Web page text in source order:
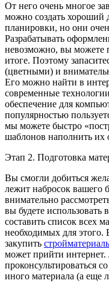
От него очень многое
можно создать хороший
планировки, но они
Разрабатывать
невозможно, вы можете
итоге. Поэтому
(цветными) и
Его можно найти в
современные
обеспечение для
популярностью
мы можете быстро
шаблонов наполнить
Этап 2. Подготовка
Вы смогли добиться
лежит набросок вашего
внимательно
вы будете использовать
составить список всех
необходимых для этого.
закупить
может прийти
проконсультироваться
иного материала (а еще